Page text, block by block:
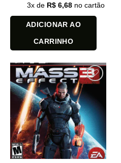
3x de R$ 6,68 no cartão
ADICIONAR AO
CARRINHO